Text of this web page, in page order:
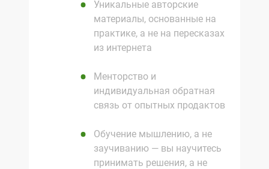
Уникальные авторские
материалы, основанные на
практике, а не на пересказах
из интернета
Менторство и
индивидуальная обратная
связь от опытных продактов
Обучение мышлению, а не
заучиванию — вы научитесь
принимать решения, а не